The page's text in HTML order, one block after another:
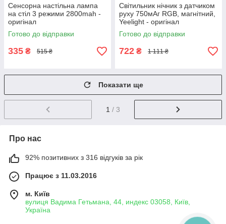
Сенсорна настільна лампа
на стіл 3 режими 2800mah -
оригінал
Готово до відправки
335 ₴ 515 ₴
Світильник нічник з датчиком
руху 750мАг RGB, магнітний,
Yeelight - оригінал
Готово до відправки
722 ₴ 1 111 ₴
Показати ще
1 / 3
Про нас
92% позитивних з 316 відгуків за рік
Працює з 11.03.2016
м. Київ
вулиця Вадима Гетьмана, 44, индекс 03058, Київ,
Україна